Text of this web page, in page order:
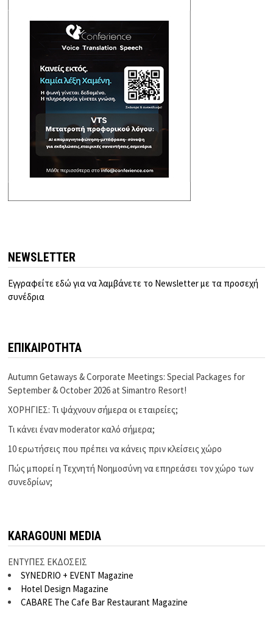
NEWSLETTER
Εγγραφείτε εδώ για να λαμβάνετε το Newsletter με τα προσεχή
συνέδρια
ΕΠΙΚΑΙΡΟΤΗΤΑ
Autumn Getaways & Corporate Meetings: Special Packages for
September & October 2026 at Simantro Resort!
ΧΟΡΗΓΙΕΣ: Τι ψάχνουν σήμερα οι εταιρείες;
Τι κάνει έναν moderator καλό σήμερα;
10 ερωτήσεις που πρέπει να κάνεις πριν κλείσεις χώρο
Πώς μπορεί η Τεχνητή Νοημοσύνη να επηρεάσει τον χώρο των
συνεδρίων;
KARAGOUNI MEDIA
ΕΝΤΥΠΕΣ ΕΚΔΟΣΕΙΣ
SYNEDRIO + EVENT Magazine
Hotel Design Magazine
CABARE The Cafe Bar Restaurant Magazine